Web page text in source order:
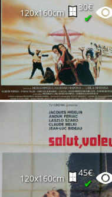
120x160cm
30€
✔
120x160cm
45€
✔